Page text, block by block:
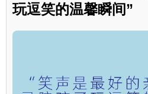
玩逗笑的温馨瞬间”